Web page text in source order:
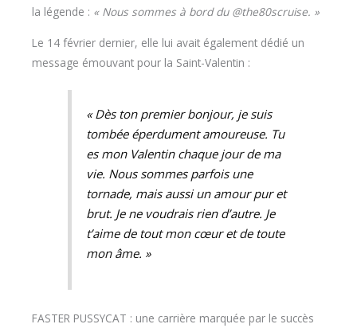
la légende : « Nous sommes à bord du @the80scruise. »
Le 14 février dernier, elle lui avait également dédié un
message émouvant pour la Saint-Valentin :
« Dès ton premier bonjour, je suis
tombée éperdument amoureuse. Tu
es mon Valentin chaque jour de ma
vie. Nous sommes parfois une
tornade, mais aussi un amour pur et
brut. Je ne voudrais rien d’autre. Je
t’aime de tout mon cœur et de toute
mon âme. »
FASTER PUSSYCAT : une carrière marquée par le succès